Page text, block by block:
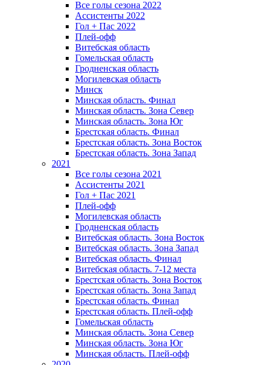
Все голы сезона 2022
Ассистенты 2022
Гол + Пас 2022
Плей-офф
Витебская область
Гомельская область
Гродненская область
Могилевская область
Минск
Mинская область. Финал
Минская область. Зона Север
Минская область. Зона Юг
Брестская область. Финал
Брестская область. Зона Восток
Брестская область. Зона Запад
2021
Все голы сезона 2021
Ассистенты 2021
Гол + Пас 2021
Плей-офф
Могилевская область
Гродненская область
Витебская область. Зона Восток
Витебская область. Зона Запад
Витебская область. Финал
Витебская область. 7-12 места
Брестская область. Зона Восток
Брестская область. Зона Запад
Брестская область. Финал
Брестская область. Плей-офф
Гомельская область
Минская область. Зона Север
Минская область. Зона Юг
Минская область. Плей-офф